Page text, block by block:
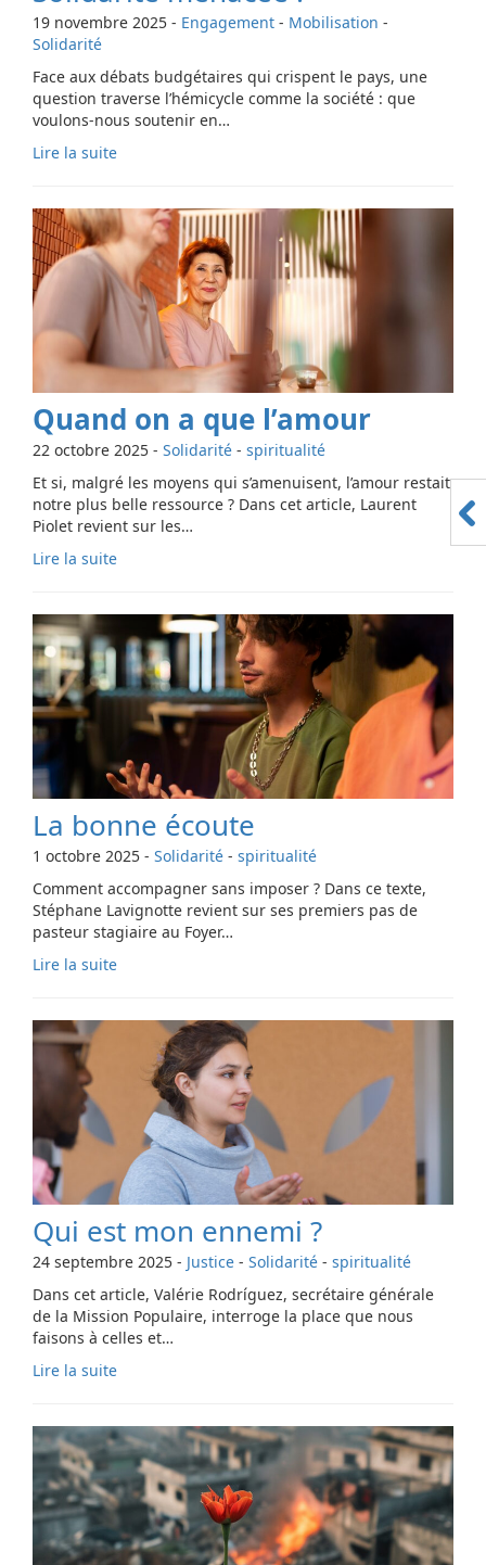
19 novembre 2025 - Engagement - Mobilisation -
Solidarité
Face aux débats budgétaires qui crispent le pays, une
question traverse l’hémicycle comme la société : que
voulons-nous soutenir en…
Lire la suite
Quand on a que l’amour
22 octobre 2025 - Solidarité - spiritualité
Et si, malgré les moyens qui s’amenuisent, l’amour restait
notre plus belle ressource ? Dans cet article, Laurent
Piolet revient sur les…
Lire la suite
La bonne écoute
1 octobre 2025 - Solidarité - spiritualité
Comment accompagner sans imposer ? Dans ce texte,
Stéphane Lavignotte revient sur ses premiers pas de
pasteur stagiaire au Foyer…
Lire la suite
Qui est mon ennemi ?
24 septembre 2025 - Justice - Solidarité - spiritualité
Dans cet article, Valérie Rodríguez, secrétaire générale
de la Mission Populaire, interroge la place que nous
faisons à celles et…
Lire la suite